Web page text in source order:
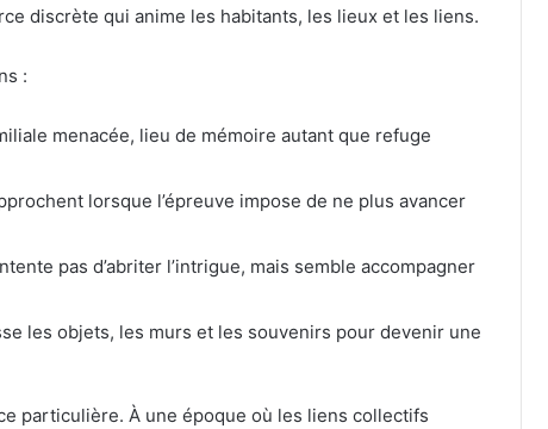
discrète qui anime les habitants, les lieux et les liens.
:
menacée, lieu de mémoire autant que refuge
lorsque l’épreuve impose de ne plus avancer
pas d’abriter l’intrigue, mais semble accompagner
les objets, les murs et les souvenirs pour devenir une
particulière. À une époque où les liens collectifs